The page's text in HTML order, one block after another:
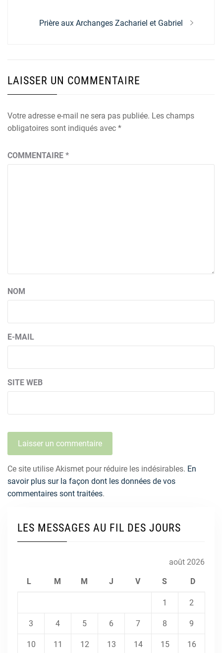
Next
Prière aux Archanges Zachariel et Gabriel
LAISSER UN COMMENTAIRE
Votre adresse e-mail ne sera pas publiée. Les champs
obligatoires sont indiqués avec *
COMMENTAIRE *
NOM
E-MAIL
SITE WEB
Ce site utilise Akismet pour réduire les indésirables. En
savoir plus sur la façon dont les données de vos
commentaires sont traitées.
LES MESSAGES AU FIL DES JOURS
août 2026
L M M J V S D
1 2
3 4 5 6 7 8 9
10 11 12 13 14 15 16